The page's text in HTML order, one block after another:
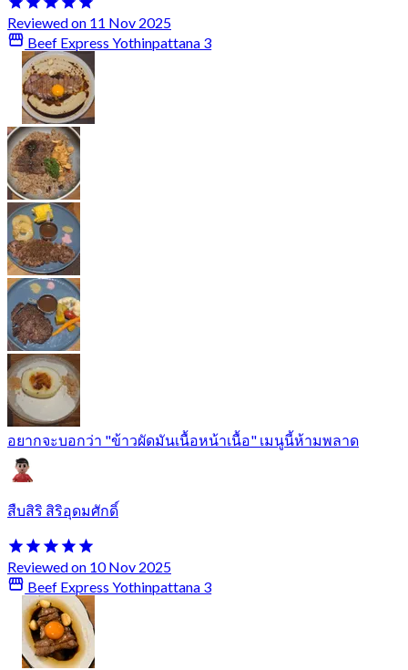
Reviewed on 11 Nov 2025
Beef Express Yothinpattana 3
อยากจะบอกว่า "ข้าวผัดมันเนื้อหน้าเนื้อ" เมนูนี้ห้ามพลาด
สืบสิริ สิริอุดมศักดิ์
Reviewed on 10 Nov 2025
Beef Express Yothinpattana 3